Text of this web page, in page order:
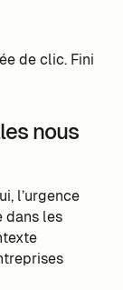
de clic. Fini
nous
l’urgence
dans les